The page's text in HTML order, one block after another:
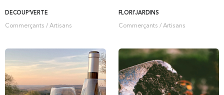
DÉCOUP’VERTE
Commerçants / Artisans
FLORI’JARDINS
Commerçants / Artisans